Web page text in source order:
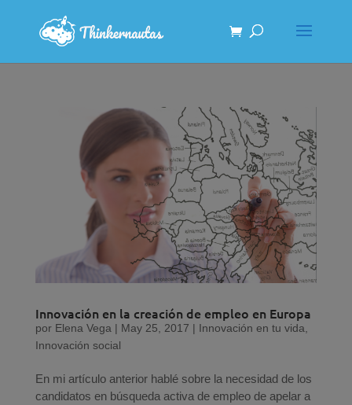
Innovación en la creación de empleo en Europa
por Elena Vega | May 25, 2017 | Innovación en tu vida
Innovación social
En mi artículo anterior hablé sobre la necesidad de los
candidatos en búsqueda activa de empleo de apelar a